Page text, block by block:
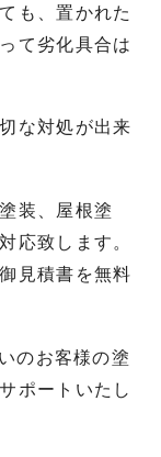
も、置かれた
て劣化具合は
な対処が出来
装、屋根塗
応致します。
見積書を無料
のお客様の塗
ポートいたし